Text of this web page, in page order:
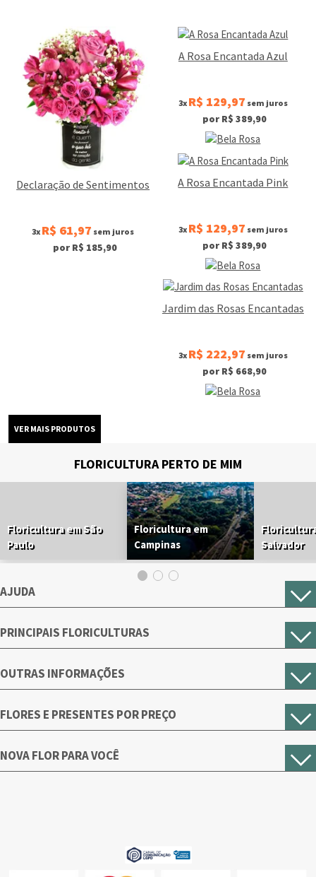
Declaração de Sentimentos
3x R$ 61,97 sem juros
por R$ 185,90
A Rosa Encantada Azul
3x R$ 129,97 sem juros
por R$ 389,90
A Rosa Encantada Pink
3x R$ 129,97 sem juros
por R$ 389,90
Jardim das Rosas Encantadas
3x R$ 222,97 sem juros
por R$ 668,90
FLORICULTURA PERTO DE MIM
Floricultura em São
Paulo
Floricultura em
Campinas
Salvador
AJUDA
PRINCIPAIS FLORICULTURAS
OUTRAS INFORMAÇÕES
FLORES E PRESENTES POR PREÇO
NOVA FLOR PARA VOCÊ